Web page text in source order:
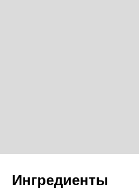
Ингредиенты